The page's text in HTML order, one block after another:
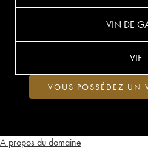
A propos du domaine
VIN DE
VIF
VOUS POSSÉDEZ UN